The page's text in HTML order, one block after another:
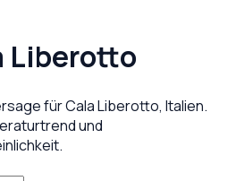
Liberotto
fürCala Liberotto, Italien.
und